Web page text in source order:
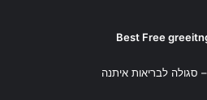
Best Free
– סגולה לבריאות איתנה